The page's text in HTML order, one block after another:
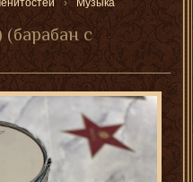
Музыка
с